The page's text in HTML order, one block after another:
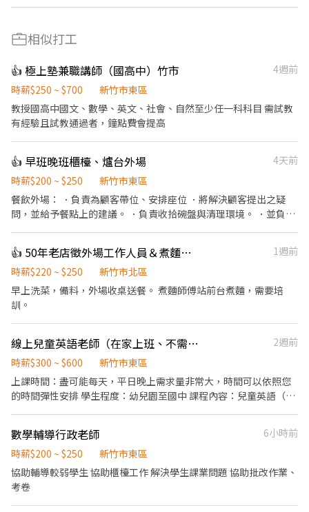
相似打工
👍 極上塾兼職講師（國高中）竹市
4週前
時薪$250 ~ $700
新竹市東區
教授國高中國文、數學、英文、社會、自然至少任一科科目 需試教
有經驗且試教通過者，鐘點費會提高
👍 早班晚班櫃檯、爐台外場
4天前
時薪$200 ~ $250
新竹市東區
餐飲外場： ．負責為顧客帶位、安排座位 ．將解決顧客提出之疑
問，並給予餐點上的建議。 ．負責收拾碗盤與清理環境。 ．並負責
．協助測量食材的容量與重量。 ．打包外帶服務。
👍 50年老店徵外場工作人員＆煮麵學徒
1週前
時薪$220 ~ $250
新竹市北區
早上洗菜，備料，外場收桌送餐。 煮麵師傅站前台煮麵，需要培
訓。
線上兒童英語老師（在家上班、不需進辦公室）
2週前
時薪$300 ~ $600
新竹市東區
上課時間：盡可能每天，平日晚上需求量非常大，時間可以依照您
的時間彈性安排 學生程度：幼兒園至國中 課程內容：兒童英語（語
遞履歷 4、全程線上授課 5、每節50分鐘、排班時間非常彈性
數學輔導行政老師
6小時前
時薪$200 ~ $250
新竹市東區
協助輔導較弱學生 協助櫃檯工作 解決學生課業問題 協助批改作業、
考卷